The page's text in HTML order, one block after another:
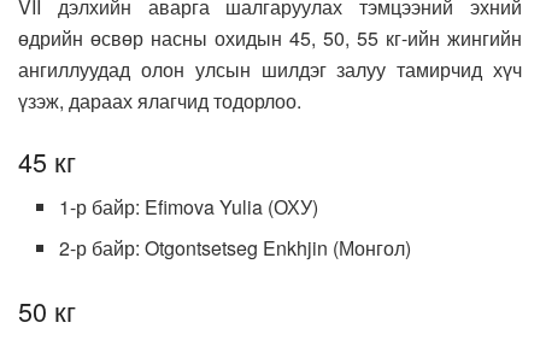
VII дэлхийн аварга шалгаруулах тэмцээний эхний
өдрийн өсвөр насны охидын 45, 50, 55 кг-ийн жингийн
ангиллуудад олон улсын шилдэг залуу тамирчид хүч
үзэж, дараах ялагчид тодорлоо.
45 кг
1-р байр: Efimova Yulia (ОХУ)
2-р байр: Otgontsetseg Enkhjin (Монгол)
50 кг